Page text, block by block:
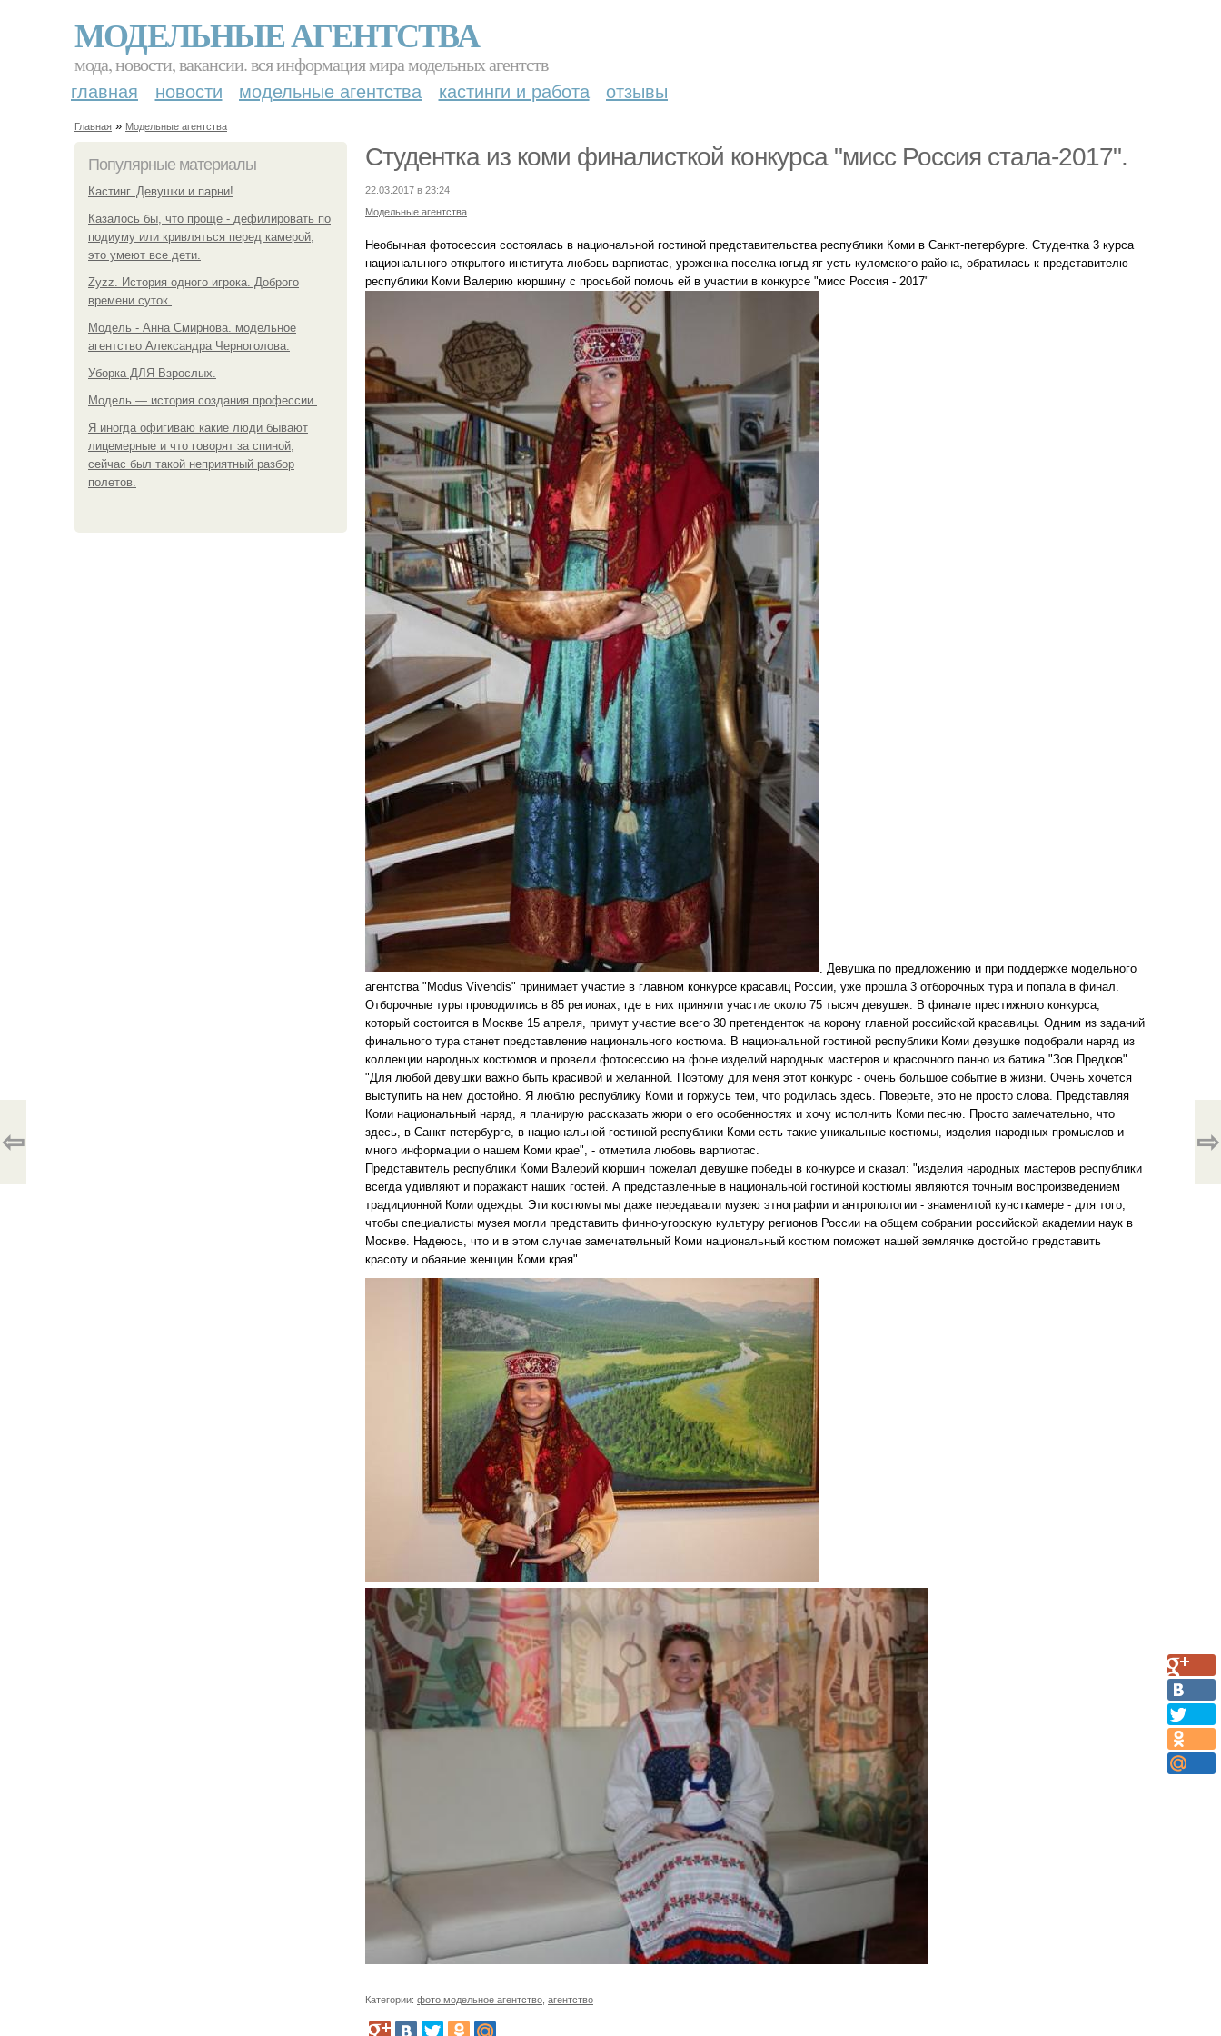
МОДЕЛЬНЫЕ АГЕНТСТВА
мода, новости, вакансии. вся информация мира модельных агентств
главная новости модельные агентства кастинги и работа отзывы
Главная » Модельные агентства
Популярные материалы
Кастинг. Девушки и парни!
Казалось бы, что проще - дефилировать по
подиуму или кривляться перед камерой,
это умеют все дети.
Zyzz. История одного игрока. Доброго
времени суток.
Модель - Анна Смирнова. модельное
агентство Александра Черноголова.
Уборка ДЛЯ Взрослых.
Модель — история создания профессии.
Я иногда офигиваю какие люди бывают
лицемерные и что говорят за спиной,
сейчас был такой неприятный разбор
полетов.
Студентка из коми финалисткой конкурса "мисс Россия стала-2017".
22.03.2017 в 23:24
Модельные агентства
Необычная фотосессия состоялась в национальной гостиной представительства республики Коми в Санкт-петербурге. Студентка 3 курса
национального открытого института любовь варпиотас, уроженка поселка югыд яг усть-куломского района, обратилась к представителю
республики Коми Валерию кюршину с просьбой помочь ей в участии в конкурсе "мисс Россия - 2017"
. Девушка по предложению и при поддержке модельного
агентства "Modus Vivendis" принимает участие в главном конкурсе красавиц России, уже прошла 3 отборочных тура и попала в финал.
Отборочные туры проводились в 85 регионах, где в них приняли участие около 75 тысяч девушек. В финале престижного конкурса,
который состоится в Москве 15 апреля, примут участие всего 30 претенденток на корону главной российской красавицы. Одним из заданий
финального тура станет представление национального костюма. В национальной гостиной республики Коми девушке подобрали наряд из
коллекции народных костюмов и провели фотосессию на фоне изделий народных мастеров и красочного панно из батика "Зов Предков".
"Для любой девушки важно быть красивой и желанной. Поэтому для меня этот конкурс - очень большое событие в жизни. Очень хочется
выступить на нем достойно. Я люблю республику Коми и горжусь тем, что родилась здесь. Поверьте, это не просто слова. Представляя
Коми национальный наряд, я планирую рассказать жюри о его особенностях и хочу исполнить Коми песню. Просто замечательно, что
здесь, в Санкт-петербурге, в национальной гостиной республики Коми есть такие уникальные костюмы, изделия народных промыслов и
много информации о нашем Коми крае", - отметила любовь варпиотас.
Представитель республики Коми Валерий кюршин пожелал девушке победы в конкурсе и сказал: "изделия народных мастеров республики
всегда удивляют и поражают наших гостей. А представленные в национальной гостиной костюмы являются точным воспроизведением
традиционной Коми одежды. Эти костюмы мы даже передавали музею этнографии и антропологии - знаменитой кунсткамере - для того,
чтобы специалисты музея могли представить финно-угорскую культуру регионов России на общем собрании российской академии наук в
Москве. Надеюсь, что и в этом случае замечательный Коми национальный костюм поможет нашей землячке достойно представить
красоту и обаяние женщин Коми края".
Категории: фото модельное агентство агентство
⇦ ⇨